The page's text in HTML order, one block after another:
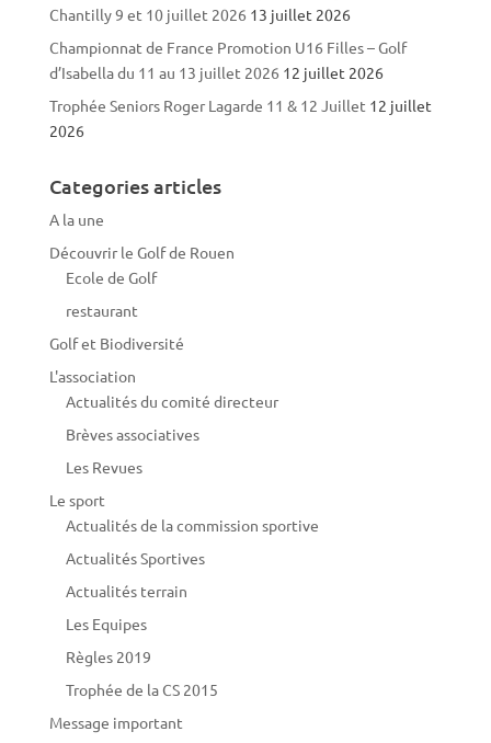
Chantilly 9 et 10 juillet 2026 13 juillet 2026
Championnat de France Promotion U16 Filles – Golf
d’Isabella du 11 au 13 juillet 2026 12 juillet 2026
Trophée Seniors Roger Lagarde 11 & 12 Juillet 12 juillet
2026
Categories articles
A la une
Découvrir le Golf de Rouen
Ecole de Golf
restaurant
Golf et Biodiversité
L'association
Actualités du comité directeur
Brèves associatives
Les Revues
Le sport
Actualités de la commission sportive
Actualités Sportives
Actualités terrain
Les Equipes
Règles 2019
Trophée de la CS 2015
Message important